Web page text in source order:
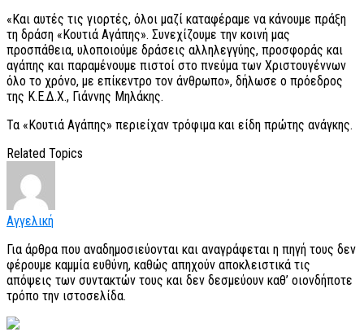
«Και αυτές τις γιορτές, όλοι μαζί καταφέραμε να κάνουμε πράξη
τη δράση «Κουτιά Αγάπης». Συνεχίζουμε την κοινή μας
προσπάθεια, υλοποιούμε δράσεις αλληλεγγύης, προσφοράς και
αγάπης και παραμένουμε πιστοί στο πνεύμα των Χριστουγέννων
όλο το χρόνο, με επίκεντρο τον άνθρωπο», δήλωσε ο πρόεδρος
της Κ.Ε.Δ.Χ., Γιάννης Μηλάκης.
Τα «Κουτιά Αγάπης» περιείχαν τρόφιμα και είδη πρώτης ανάγκης.
Related Topics
Αγγελική
Για άρθρα που αναδημοσιεύονται και αναγράφεται η πηγή τους δεν
φέρουμε καμμία ευθύνη, καθώς απηχούν αποκλειστικά τις
απόψεις των συντακτών τους και δεν δεσμεύουν καθ’ οιονδήποτε
τρόπο την ιστοσελίδα.